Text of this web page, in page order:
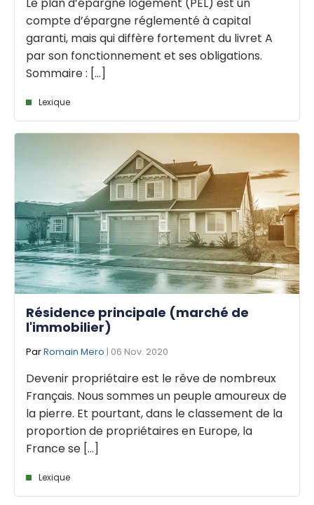
Le plan d’épargne logement (PEL) est un
compte d’épargne réglementé à capital
garanti, mais qui diffère fortement du livret A
par son fonctionnement et ses obligations.
Sommaire : [...]
Lexique
Résidence principale (marché de
l'immobilier)
ParRomain Mero | 06 Nov. 2020
Devenir propriétaire est le rêve de nombreux
Français. Nous sommes un peuple amoureux de
la pierre. Et pourtant, dans le classement de la
proportion de propriétaires en Europe, la
France se [...]
Lexique